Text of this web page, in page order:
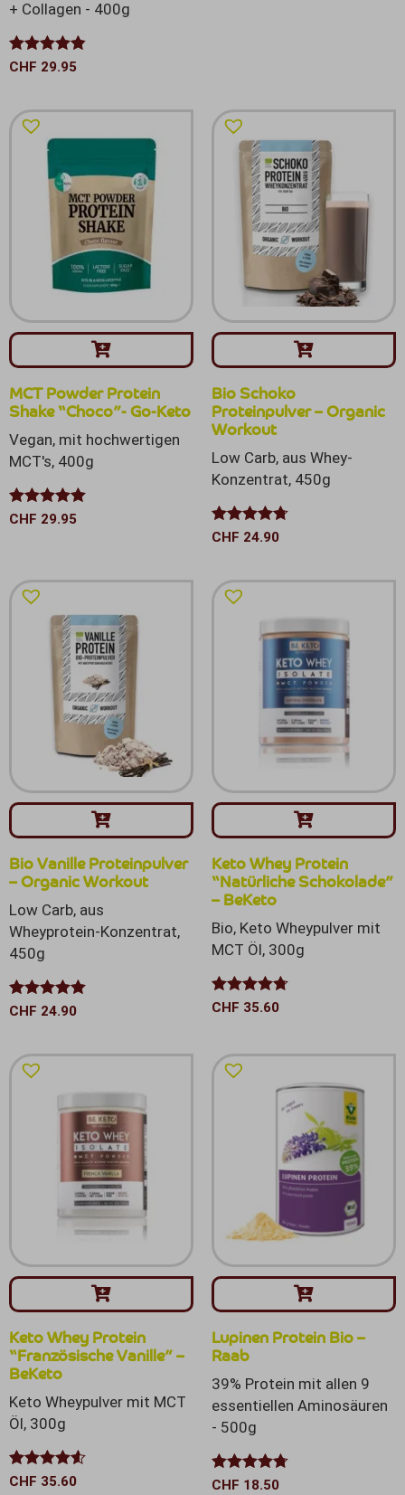
CHF 29.95
+ Collagen - 400g
Bewertet
MCT Powder Protein
Shake “Choco”- Go-Keto
CHF 29.95
Vegan, mit hochwertigen
MCT's, 400g
Bewertet mit
Bio Schoko
Proteinpulver – Organic
Workout
CHF 24.90
Low Carb, aus Whey-
Konzentrat, 450g
Bewertet
Bio Vanille Proteinpulver
– Organic Workout
CHF 24.90
Low Carb, aus
Wheyprotein-Konzentrat,
450g
Bewertet mit
Keto Whey Protein
“Natürliche Schokolade”
– BeKeto
CHF 35.60
Bio, Keto Wheypulver mit
MCT Öl, 300g
Bewertet
Keto Whey Protein
“Französische Vanille” –
BeKeto
CHF 35.60
Keto Wheypulver mit MCT
Öl, 300g
Bewertet
Lupinen Protein Bio –
Raab
CHF 18.50
39% Protein mit allen 9
essentiellen Aminosäuren
- 500g
Bewertet